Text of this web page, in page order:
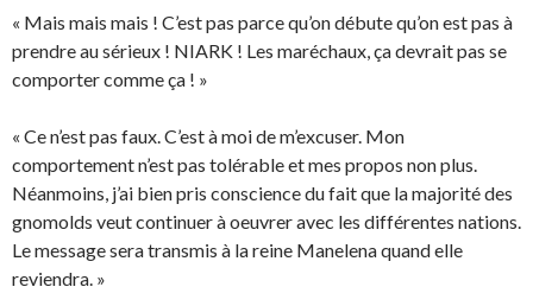
« Mais mais mais ! C’est pas parce qu’on débute qu’on est pas à
prendre au sérieux ! NIARK ! Les maréchaux, ça devrait pas se
comporter comme ça ! »
« Ce n’est pas faux. C’est à moi de m’excuser. Mon
comportement n’est pas tolérable et mes propos non plus.
Néanmoins, j’ai bien pris conscience du fait que la majorité des
gnomolds veut continuer à oeuvrer avec les différentes nations.
Le message sera transmis à la reine Manelena quand elle
reviendra. »